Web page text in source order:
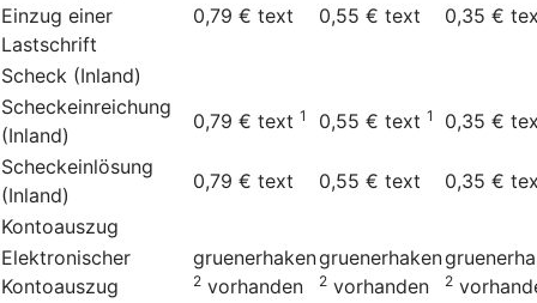
Einzug einer
Lastschrift
0,79 € text 0,55 € text 0,35 €
Scheck (Inland)
Scheckeinreichung
(Inland)
0,79 € text 1 0,55 € text 1 0,35 €
Scheckeinlösung
(Inland)
0,79 € text 0,55 € text 0,35 €
Kontoauszug
Elektronischer
Kontoauszug
gruenerhaken
2 vorhanden
gruenerhaken
2 vorhanden 2